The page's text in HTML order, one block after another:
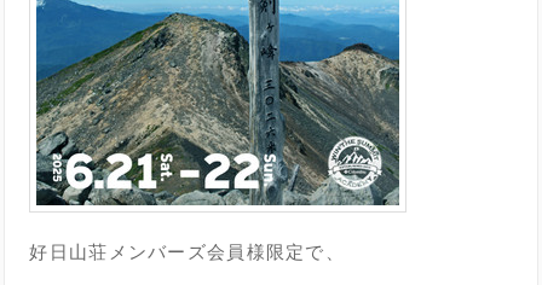
好日山荘メンバーズ会員様限定で、